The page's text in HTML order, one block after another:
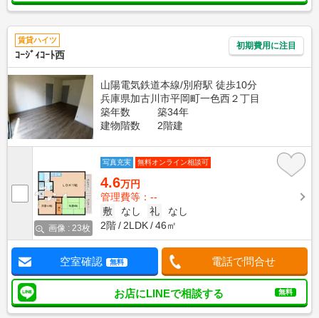
賃貸ハイツ
ｺｰｼﾞｨｺｰﾄ西
初期費用に注目
山陽電気鉄道本線/別府駅 徒歩10分
兵庫県加古川市平岡町一色西２丁目
築年数
築34年
建物階数
2階建
画像 : 23枚
写真充実 無料オンライン相談可
4.6万円
管理費等：--
敷
なし 礼
なし
2階
2LDK 46㎡
空室確認 無料 電話で問合せ
お店にLINEで相談する 無料